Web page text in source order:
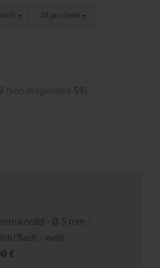
24 pro Seite
- Ø 5 mm -
flach - weiß
€